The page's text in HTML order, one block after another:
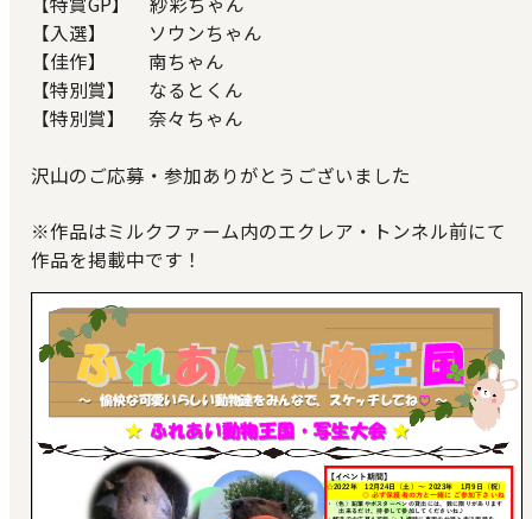
【入選】 ソウンちゃん
【佳作】 南ちゃん
【特別賞】 なるとくん
【特別賞】 奈々ちゃん
沢山のご応募・参加ありがとうございました
※作品はミルクファーム内のエクレア・トンネル前にて
作品を掲載中です！